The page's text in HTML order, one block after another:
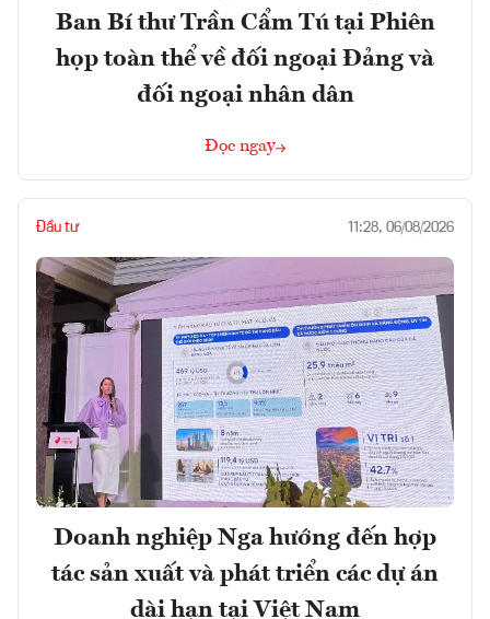
Ban Bí thư Trần Cẩm Tú tại Phiên
họp toàn thể về đối ngoại Đảng và
đối ngoại nhân dân
Đọc ngay
Đầu tư 11:28, 06/08/2026
Doanh nghiệp Nga hướng đến hợp
tác sản xuất và phát triển các dự án
dài hạn tại Việt Nam